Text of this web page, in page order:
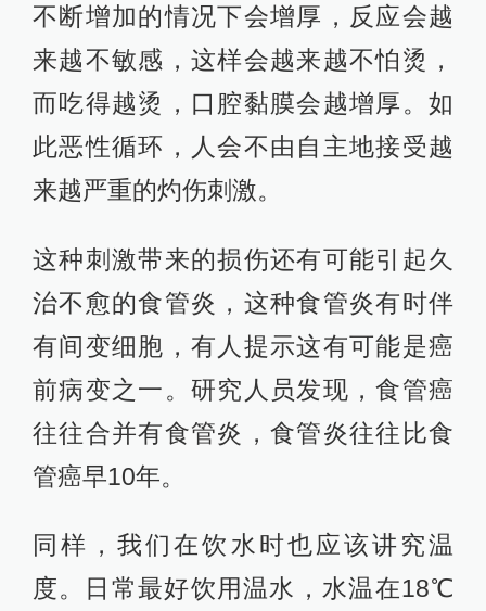
不断增加的情况下会增厚，反应会越
来越不敏感，这样会越来越不怕烫，
而吃得越烫，口腔黏膜会越增厚。如
此恶性循环，人会不由自主地接受越
来越严重的灼伤刺激。
这种刺激带来的损伤还有可能引起久
治不愈的食管炎，这种食管炎有时伴
有间变细胞，有人提示这有可能是癌
前病变之一。研究人员发现，食管癌
往往合并有食管炎，食管炎往往比食
管癌早10年。
同样，我们在饮水时也应该讲究温
度。日常最好饮用温水，水温在18℃